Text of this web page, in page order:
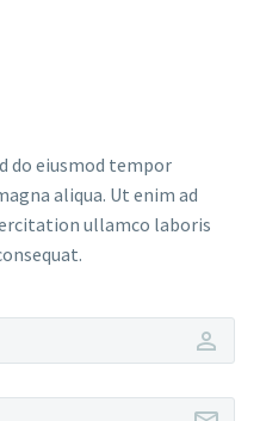
do eiusmod tempor
aliqua. Ut enim ad
ullamco laboris